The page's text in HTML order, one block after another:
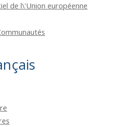
de l\'Union européenne